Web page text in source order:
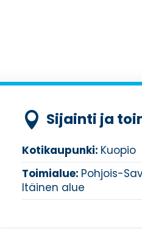
 Sijainti ja
Kotikaupunki: Kuopio
Toimialue: Pohjois-
Itäinen alue